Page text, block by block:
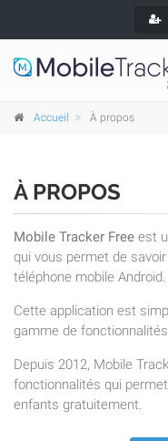
Accueil À propos
À PROPOS
Mobile Tracker Free est
qui vous permet de
téléphone mobile Android.
Cette application est
gamme de
Depuis 2012, Mobile
fonctionnalités qui
enfants gratuitement.